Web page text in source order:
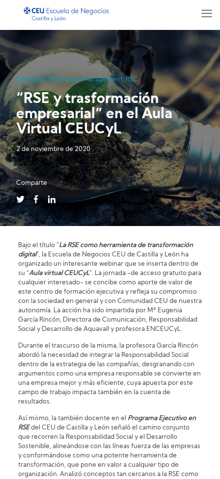
Empresas, Estrategia,Management, RSC
“RSE y trasformación
empresarial” en el Aula
Virtual CEUCyL
2 de noviembre de 2020
Comparte
Bajo el título “La RSE como herramienta de transformación
digital”, la Escuela de Negocios CEU de Castilla y León ha
organizado un interesante webinar que se inserta dentro de
su “Aula virtual CEUCyL”. La jornada -de acceso gratuito para
cualquier interesado- se concibe como aporte de valor de
este centro de formación ejecutiva y refleja su compromiso
con la sociedad en general y con Comunidad CEU de nuestra
autonomía. La acción ha sido impartida por Mª Eugenia
García Rincón, Directora de Comunicación, Responsabilidad
Social y Desarrollo de Aquavall y profesora ENCEUCyL.
Durante el trascurso de la misma, la profesora García Rincón
abordó la necesidad de integrar la Responsabilidad Social
dentro de la estrategia de las compañías, desgranando con
argumentos como una empresa responsable se convierte en
una empresa mejor y más eficiente, cuya apuesta por este
campo de trabajo impacta también en la cuenta de
resultados.
Así mismo, la también docente en el Programa Ejecutivo en
RSEdel CEU de Castilla y León señaló el camino conjunto
que recorren la Responsabilidad Social y el Desarrollo
Sostenible, alineándose con las líneas fuerza de las empresas
y conformándose como una potente herramienta de
transformación, que pone en valor a cualquier tipo de
organización. Analizó conceptos tan cercanos a la RSE como